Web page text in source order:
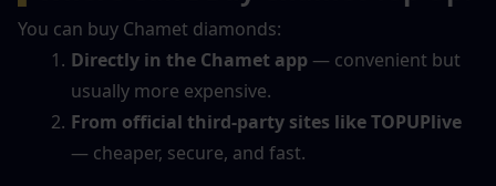
You can buy Chamet diamonds:
Directly in the Chamet app — convenient but
usually more expensive.
From official third-party sites like TOPUPlive
— cheaper, secure, and fast.